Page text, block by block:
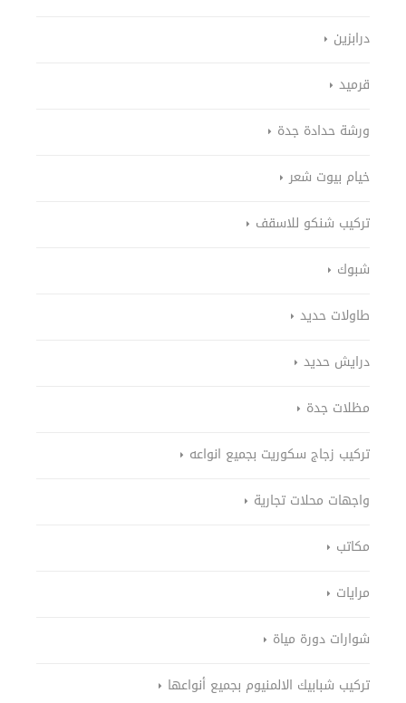
درابزين
قرميد
ورشة حدادة جدة
خيام بيوت شعر
تركيب شنكو للاسقف
شبوك
طاولات حديد
درايش حديد
مظلات جدة
تركيب زجاج سكوريت بجميع انواعه
واجهات محلات تجارية
مكاتب
مرايات
شوارات دورة مياة
تركيب شبابيك الالمنيوم بجميع أنواعها